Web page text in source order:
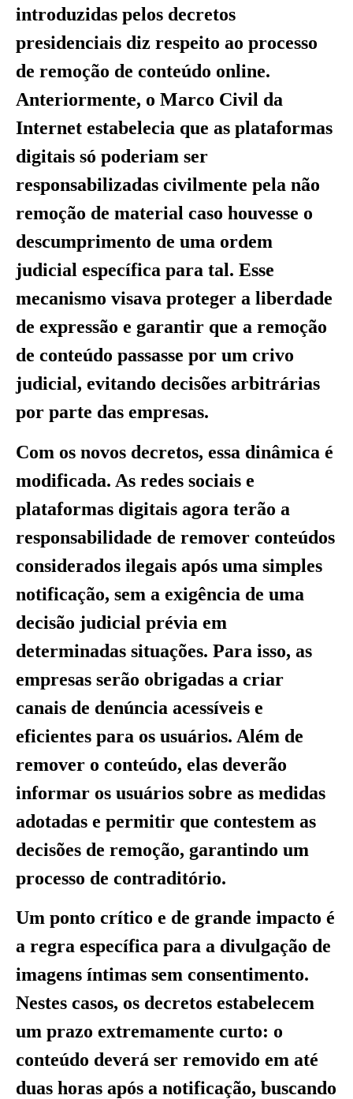
introduzidas pelos decretos
presidenciais diz respeito ao processo
de remoção de conteúdo online.
Anteriormente, o Marco Civil da
Internet estabelecia que as plataformas
digitais só poderiam ser
responsabilizadas civilmente pela não
remoção de material caso houvesse o
descumprimento de uma ordem
judicial específica para tal. Esse
mecanismo visava proteger a liberdade
de expressão e garantir que a remoção
de conteúdo passasse por um crivo
judicial, evitando decisões arbitrárias
por parte das empresas.
Com os novos decretos, essa dinâmica é
modificada. As redes sociais e
plataformas digitais agora terão a
responsabilidade de remover conteúdos
considerados ilegais após uma simples
notificação, sem a exigência de uma
decisão judicial prévia em
determinadas situações. Para isso, as
empresas serão obrigadas a criar
canais de denúncia acessíveis e
eficientes para os usuários. Além de
remover o conteúdo, elas deverão
informar os usuários sobre as medidas
adotadas e permitir que contestem as
decisões de remoção, garantindo um
processo de contraditório.
Um ponto crítico e de grande impacto é
a regra específica para a divulgação de
imagens íntimas sem consentimento.
Nestes casos, os decretos estabelecem
um prazo extremamente curto: o
conteúdo deverá ser removido em até
duas horas após a notificação, buscando